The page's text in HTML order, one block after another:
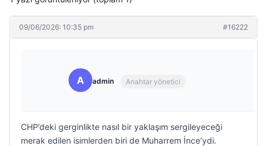
09/06/2026: 10:35 pm #16222
A admin Anahtar yönetici
CHP’deki gerginlikte nasıl bir yaklaşım sergileyeceği
merak edilen isimlerden biri de Muharrem İnce’ydi.